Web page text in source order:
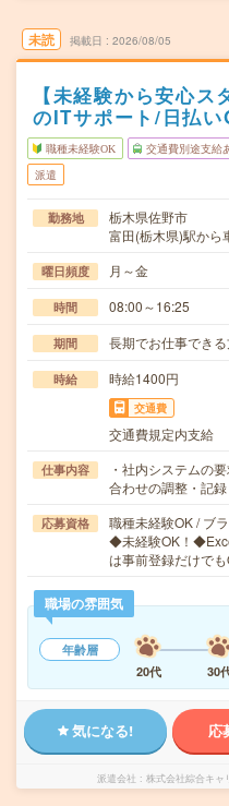
未読 掲載日 2026/08/05
【未経験から安心
のITサポート/日払い
職種未経験OK 交通費別途支給
派遣
勤務地
栃木県佐野市
富田(栃木県)駅から
曜日頻度 月～金
時間 08:00～16:25
期間 長期でお仕事できる
時給 時給1400円
交通費
交通費規定内支給
仕事内容
・社内システムの
合わせの調整・記
応募資格
職種未経験OK / ブ
◆未経験OK！
は事前登録だけで
職場の雰囲気
年齢層
20代
30
気になる! 応
派遣会社 株式会社綜合キャ